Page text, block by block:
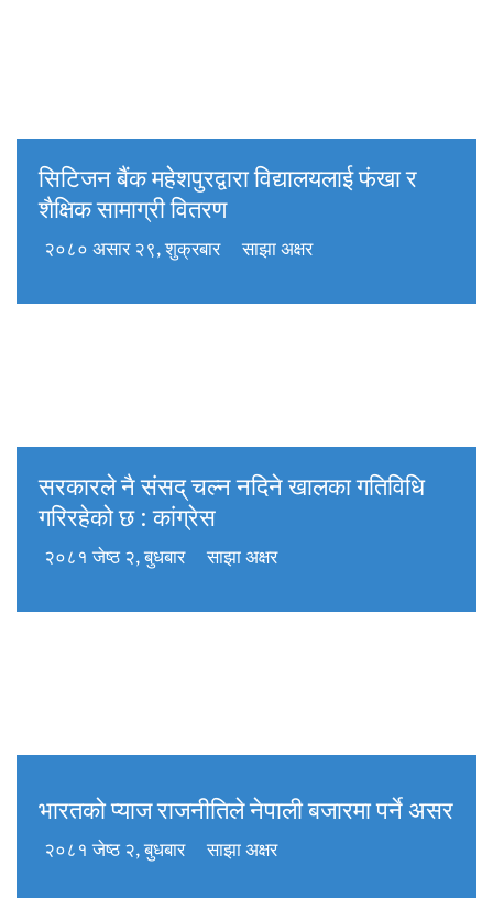
सिटिजन बैंक महेशपुरद्वारा विद्यालयलाई फंखा र
शैक्षिक सामाग्री वितरण
२०८० असार २९, शुक्रबार साझा अक्षर
सरकारले नै संसद् चल्न नदिने खालका गतिविधि
गरिरहेको छ : कांग्रेस
२०८१ जेष्ठ २, बुधबार साझा अक्षर
भारतको प्याज राजनीतिले नेपाली बजारमा पर्ने असर
२०८१ जेष्ठ २, बुधबार साझा अक्षर